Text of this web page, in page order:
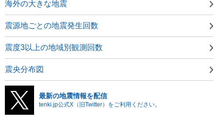
海外の大きな地震
震源地ごとの地震発生回数
震度3以上の地域別観測回数
震央分布図
最新の地震情報を配信
tenki.jp公式X（旧Twitter）をご利用ください。